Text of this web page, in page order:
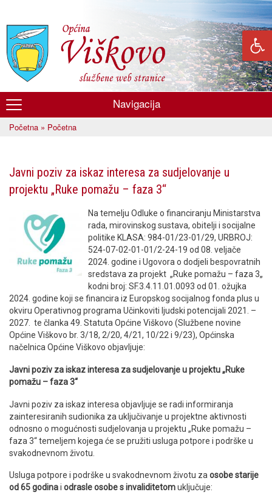
glavni
sadržaj
Općina
Viškovo
Navigacija
Početna » Početna
Javni poziv za iskaz interesa za sudjelovanje u
projektu „Ruke pomažu – faza 3“
Na temelju Odluke o financiranju Ministarstva
rada, mirovinskog sustava, obitelji i socijalne
politike KLASA: 984-01/23-01/29, URBROJ:
524-07-02-01-01/2-24-19 od 08. veljače
2024. godine i Ugovora o dodjeli bespovratnih
sredstava za projekt „Ruke pomažu – faza 3„
kodni broj: SF.3.4.11.01.0093 od 01. ožujka
2024. godine koji se financira iz Europskog socijalnog fonda plus u
okviru Operativnog programa Učinkoviti ljudski potencijali 2021. –
2027. te članka 49. Statuta Općine Viškovo (Službene novine
Općine Viškovo br. 3/18, 2/20, 4/21, 10/22 i 9/23), Općinska
načelnica Općine Viškovo objavljuje:
Javni poziv za iskaz interesa za sudjelovanje u projektu „Ruke
pomažu – faza 3“
Javni poziv za iskaz interesa objavljuje se radi informiranja
zainteresiranih sudionika za uključivanje u projektne aktivnosti
odnosno o mogućnosti sudjelovanja u projektu „Ruke pomažu –
faza 3“ temeljem kojega će se pružiti usluga potpore i podrške u
svakodnevnom životu.
Usluga potpore i podrške u svakodnevnom životu zaosobe starije
od 65 godinai odrasle osobe s invaliditetomuključuje: